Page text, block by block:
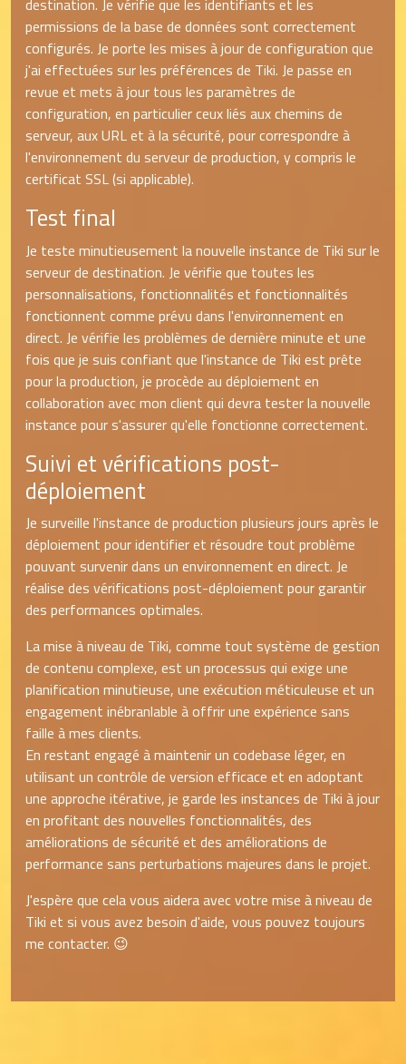
destination. Je vérifie que les identifiants et les
permissions de la base de données sont correctement
configurés. Je porte les mises à jour de configuration que
j'ai effectuées sur les préférences de Tiki. Je passe en
revue et mets à jour tous les paramètres de
configuration, en particulier ceux liés aux chemins de
serveur, aux URL et à la sécurité, pour correspondre à
l'environnement du serveur de production, y compris le
certificat SSL (si applicable).
Test final
Je teste minutieusement la nouvelle instance de Tiki sur le
serveur de destination. Je vérifie que toutes les
personnalisations, fonctionnalités et fonctionnalités
fonctionnent comme prévu dans l'environnement en
direct. Je vérifie les problèmes de dernière minute et une
fois que je suis confiant que l'instance de Tiki est prête
pour la production, je procède au déploiement en
collaboration avec mon client qui devra tester la nouvelle
instance pour s'assurer qu'elle fonctionne correctement.
Suivi et vérifications post-
déploiement
Je surveille l'instance de production plusieurs jours après le
déploiement pour identifier et résoudre tout problème
pouvant survenir dans un environnement en direct. Je
réalise des vérifications post-déploiement pour garantir
des performances optimales.
La mise à niveau de Tiki, comme tout système de gestion
de contenu complexe, est un processus qui exige une
planification minutieuse, une exécution méticuleuse et un
engagement inébranlable à offrir une expérience sans
faille à mes clients.
En restant engagé à maintenir un codebase léger, en
utilisant un contrôle de version efficace et en adoptant
une approche itérative, je garde les instances de Tiki à jour
en profitant des nouvelles fonctionnalités, des
améliorations de sécurité et des améliorations de
performance sans perturbations majeures dans le projet.
J'espère que cela vous aidera avec votre mise à niveau de
Tiki et si vous avez besoin d'aide, vous pouvez toujours
me contacter. 😉